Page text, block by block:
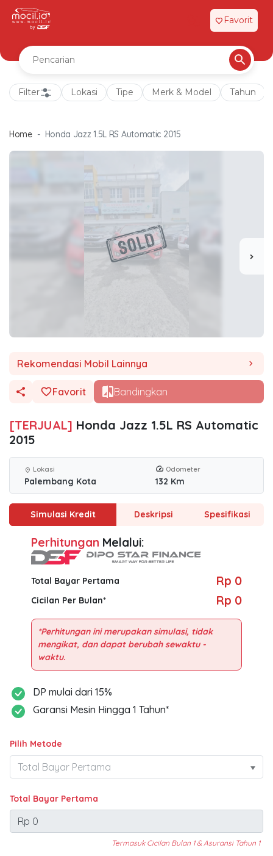
favorite Favorit
Filter Lokasi Tipe Merk & Model Tahun
Home Honda Jazz 1.5L RS Automatic 2015
chevron_right
Rekomendasi Mobil Lainnya chevron_right
Favorit Bandingkan
[TERJUAL] Honda Jazz 1.5L RS Automatic
2015
location_on Lokasi
Palembang Kota
Odometer
132 Km
Simulasi Kredit Deskripsi Spesifikasi
Perhitungan Melalui:
Total Bayar Pertama Rp 0
Cicilan Per Bulan* Rp 0
*Perhitungan ini merupakan simulasi, tidak
mengikat, dan dapat berubah sewaktu -
DP mulai dari 15%
Garansi Mesin Hingga 1 Tahun*
Pilih Metode
Total Bayar Pertama
Termasuk Cicilan Bulan 1 & Asuransi Tahun 1